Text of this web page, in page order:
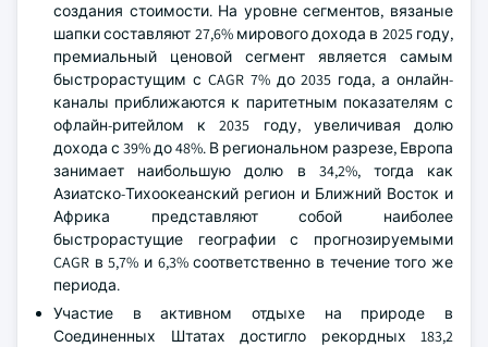
создания стоимости. На уровне сегментов, вязаные
шапки составляют 27,6% мирового дохода в 2025 году,
премиальный ценовой сегмент является самым
быстрорастущим с CAGR 7% до 2035 года, а онлайн-
каналы приближаются к паритетным показателям с
офлайн-ритейлом к 2035 году, увеличивая долю
дохода с 39% до 48%. В региональном разрезе, Европа
занимает наибольшую долю в 34,2%, тогда как
Азиатско-Тихоокеанский регион и Ближний Восток и
Африка представляют собой наиболее
быстрорастущие географии с прогнозируемыми
CAGR в 5,7% и 6,3% соответственно в течение того же
периода.
Участие в активном отдыхе на природе в
Соединенных Штатах достигло рекордных 183,2